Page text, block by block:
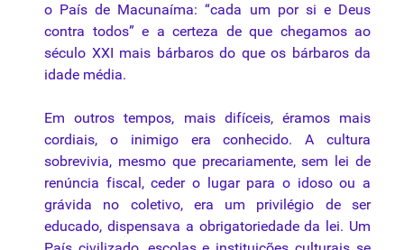
o País de Macunaíma: “cada um por si e Deus
contra todos” e a certeza de que chegamos ao
século XXI mais bárbaros do que os bárbaros da
idade média.
Em outros tempos, mais difíceis, éramos mais
cordiais, o inimigo era conhecido. A cultura
sobrevivia, mesmo que precariamente, sem lei de
renúncia fiscal, ceder o lugar para o idoso ou a
grávida no coletivo, era um privilégio de ser
educado, dispensava a obrigatoriedade da lei. Um